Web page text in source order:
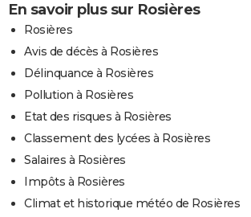
En savoir plus sur Rosières
Rosières
Avis de décès à Rosières
Délinquance à Rosières
Pollution à Rosières
Etat des risques à Rosières
Classement des lycées à Rosières
Salaires à Rosières
Impôts à Rosières
Climat et historique météo de Rosières